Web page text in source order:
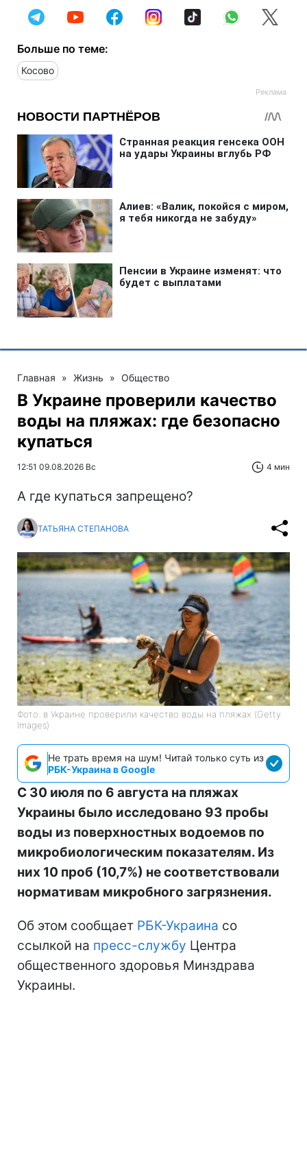
Больше по теме:
Косово
Главная » Жизнь » Общество
В Украине проверили качество
воды на пляжах: где безопасно
купаться
12:51 09.08.2026 Вс 4 мин
А где купаться запрещено?
ТАТЬЯНА СТЕПАНОВА
Фото: в Украине проверили качество воды на пляжах (Getty
Images)
Не трать время на шум! Читай только суть из
РБК-Украина в Google
С 30 июля по 6 августа на пляжах
Украины было исследовано 93 пробы
воды из поверхностных водоемов по
микробиологическим показателям. Из
них 10 проб (10,7%) не соответствовали
нормативам микробного загрязнения.
Об этом сообщает РБК-Украина со
ссылкой на пресс-службу Центра
общественного здоровья Минздрава
Украины.